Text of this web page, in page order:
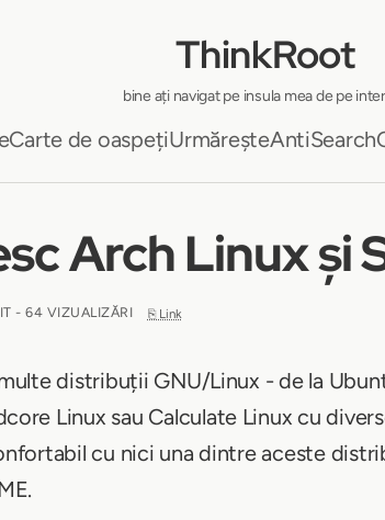
ThinkRoot
bine ați navigat pe insula mea de pe
Carte de oaspețiUrmăreșteAntiSearch
Arch Linux și
- 64 VIZUALIZĂRI ⎘ Link
distribuții GNU/Linux - de la
Linux sau Calculate Linux cu
cu nici una dintre aceste